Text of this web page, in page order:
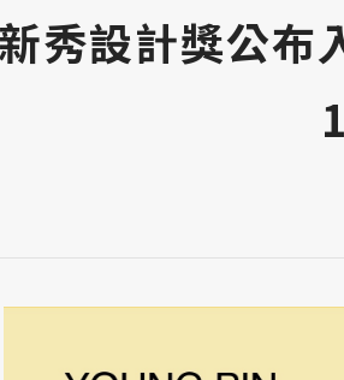
秀設計獎公布